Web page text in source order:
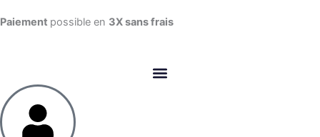
au
Paiement possible en 3X sans frais​